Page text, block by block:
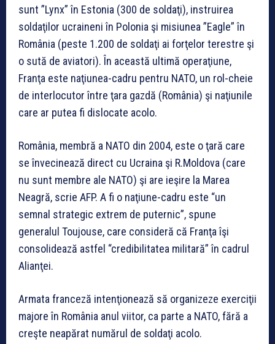
sunt ”Lynx” în Estonia (300 de soldaţi), instruirea
soldaţilor ucraineni în Polonia şi misiunea ”Eagle” în
România (peste 1.200 de soldaţi ai forţelor terestre şi
o sută de aviatori). În această ultimă operaţiune,
Franţa este naţiunea-cadru pentru NATO, un rol-cheie
de interlocutor între ţara gazdă (România) şi naţiunile
care ar putea fi dislocate acolo.
România, membră a NATO din 2004, este o ţară care
se învecinează direct cu Ucraina şi R.Moldova (care
nu sunt membre ale NATO) şi are ieşire la Marea
Neagră, scrie AFP. A fi o naţiune-cadru este “un
semnal strategic extrem de puternic”, spune
generalul Toujouse, care consideră că Franţa îşi
consolidează astfel “credibilitatea militară” în cadrul
Alianţei.
Armata franceză intenţionează să organizeze exerciţii
majore în România anul viitor, ca parte a NATO, fără a
creşte neapărat numărul de soldaţi acolo.